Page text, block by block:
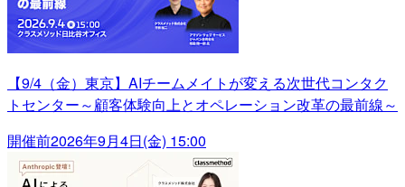
【9/4（金）東京】AIチームメイトが変える次世代コンタク
トセンター～顧客体験向上とオペレーション改革の最前線～
開催前2026年9月4日(金) 15:00